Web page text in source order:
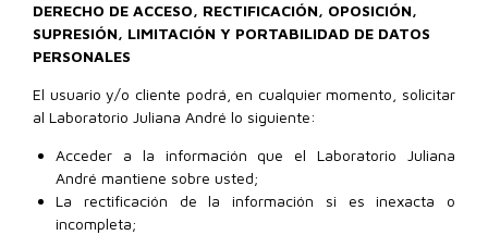
DERECHO DE ACCESO, RECTIFICACIÓN, OPOSICIÓN,
SUPRESIÓN, LIMITACIÓN Y PORTABILIDAD DE DATOS
PERSONALES
El usuario y/o cliente podrá, en cualquier momento, solicitar
al Laboratorio Juliana André lo siguiente:
Acceder a la información que el Laboratorio Juliana
André mantiene sobre usted;
La rectificación de la información si es inexacta o
incompleta;